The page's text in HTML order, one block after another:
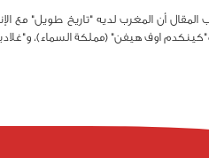
المقال أن المغرب لديه "تاريخ طويل" مع
اوف هيفن" (مملكة السماء)،